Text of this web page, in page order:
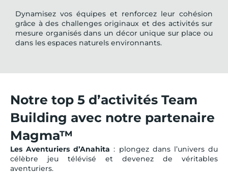
Dynamisez vos équipes et renforcez leur cohésion
grâce à des challenges originaux et des activités sur
mesure organisés dans un décor unique sur place ou
dans les espaces naturels environnants.
Notre top 5 d’activités Team
Building avec notre partenaire
Magma™
Les Aventuriers d’Anahita : plongez dans l’univers du
célèbre jeu télévisé et devenez de véritables
aventuriers.